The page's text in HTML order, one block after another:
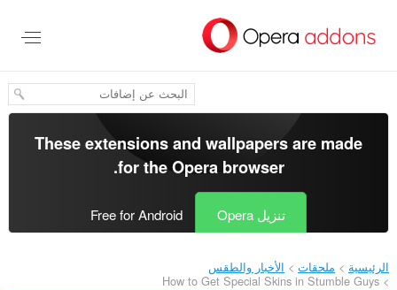
المحتوى
These extensions and wallpapers are made
for theOpera browser
.
تنزيل Opera Free for Android
الرئيسية ملحقات
الأخبار والطقس
How to Get Special Skins in Stumble Guys‎